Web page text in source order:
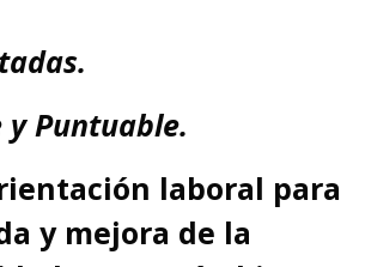
Puntuable.
laboral para
y mejora de la